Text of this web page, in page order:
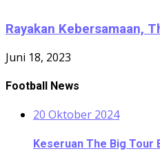
Rayakan Kebersamaan,
Juni 18, 2023
Football News
20 Oktober 2024
Keseruan The Big Tour